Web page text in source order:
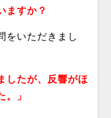
ますか？
をいただきまし
したが、反響がほ
。」